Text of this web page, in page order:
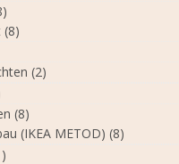
(8)
(2)
(8)
(IKEA METOD) (8)